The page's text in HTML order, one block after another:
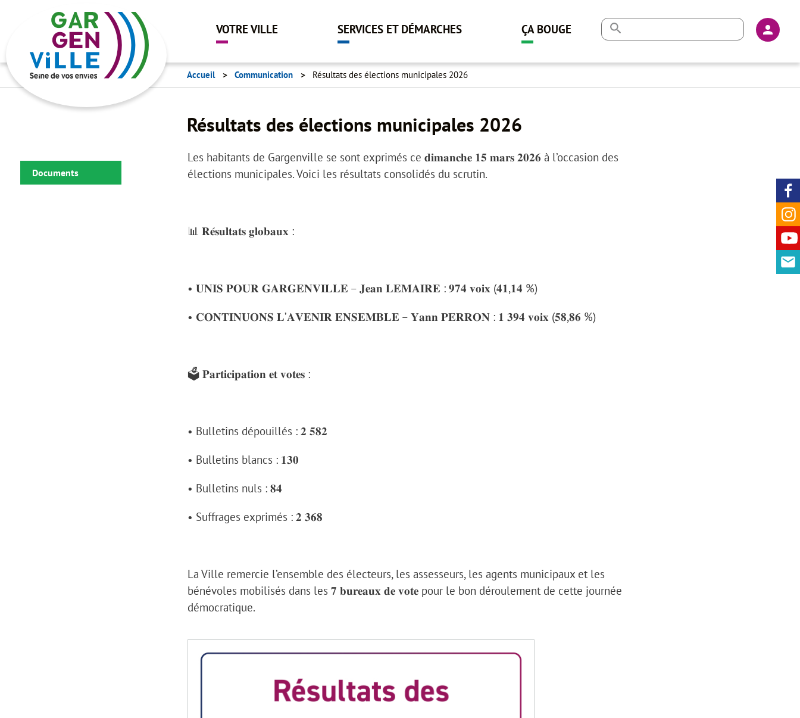
au
En-
VOTRE VILLE SERVICES ET DÉMARCHES ÇA BOUGE
Accueil Communication Résultats des élections municipales 2026
Résultats des élections municipales 2026
Documents
Les habitants de Gargenville se sont exprimés ce 𝐝𝐢𝐦𝐚𝐧𝐜𝐡𝐞 𝟏𝟓 𝐦𝐚𝐫𝐬 𝟐𝟎𝟐𝟔 à l’occasion des
élections municipales. Voici les résultats consolidés du scrutin.
📊 𝐑𝐞́𝐬𝐮𝐥𝐭𝐚𝐭𝐬 𝐠𝐥𝐨𝐛𝐚𝐮𝐱 :
• 𝐔𝐍𝐈𝐒 𝐏𝐎𝐔𝐑 𝐆𝐀𝐑𝐆𝐄𝐍𝐕𝐈𝐋𝐋𝐄 – 𝐉𝐞𝐚𝐧 𝐋𝐄𝐌𝐀𝐈𝐑𝐄 : 𝟗𝟕𝟒 𝐯𝐨𝐢𝐱 (𝟒𝟏,𝟏𝟒 %)
• 𝐂𝐎𝐍𝐓𝐈𝐍𝐔𝐎𝐍𝐒 𝐋’𝐀𝐕𝐄𝐍𝐈𝐑 𝐄𝐍𝐒𝐄𝐌𝐁𝐋𝐄 – 𝐘𝐚𝐧𝐧 𝐏𝐄𝐑𝐑𝐎𝐍 : 𝟏 𝟑𝟗𝟒 𝐯𝐨𝐢𝐱 (𝟓𝟖,𝟖𝟔 %)
🗳️ 𝐏𝐚𝐫𝐭𝐢𝐜𝐢𝐩𝐚𝐭𝐢𝐨𝐧 𝐞𝐭 𝐯𝐨𝐭𝐞𝐬 :
• Bulletins dépouillés : 𝟐 𝟓𝟖𝟐
• Bulletins blancs : 𝟏𝟑𝟎
• Bulletins nuls : 𝟖𝟒
• Suffrages exprimés : 𝟐 𝟑𝟔𝟖
La Ville remercie l’ensemble des électeurs, les assesseurs, les agents municipaux et les
bénévoles mobilisés dans les 𝟕 𝐛𝐮𝐫𝐞𝐚𝐮𝐱 𝐝𝐞 𝐯𝐨𝐭𝐞 pour le bon déroulement de cette journée
démocratique.